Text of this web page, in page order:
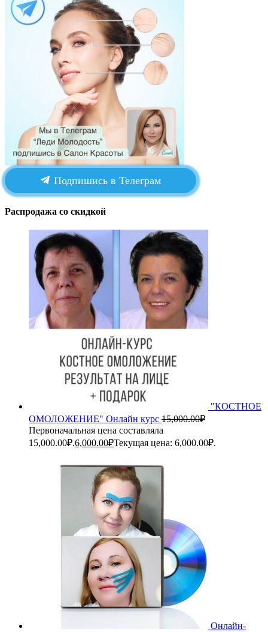
Подпишись в Телеграм
Распродажа со скидкой
"КОСТНОЕ
ОМОЛОЖЕНИЕ" Онлайн курс 15,000.00₽
Первоначальная цена составляла
15,000.00₽.6,000.00₽Текущая цена: 6,000.00₽.
Онлайн-